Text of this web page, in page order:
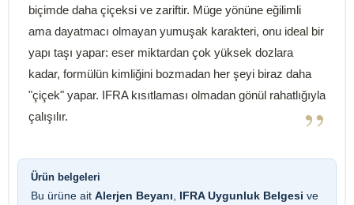
biçimde daha çiçeksi ve zariftir. Müge yönüne eğilimli
ama dayatmacı olmayan yumuşak karakteri, onu ideal bir
yapı taşı yapar: eser miktardan çok yüksek dozlara
kadar, formülün kimliğini bozmadan her şeyi biraz daha
"çiçek" yapar. IFRA kısıtlaması olmadan gönül rahatlığıyla
çalışılır.
”
Ürün belgeleri
Bu ürüne ait Alerjen Beyanı IFRA Uygunluk Belgesi ve